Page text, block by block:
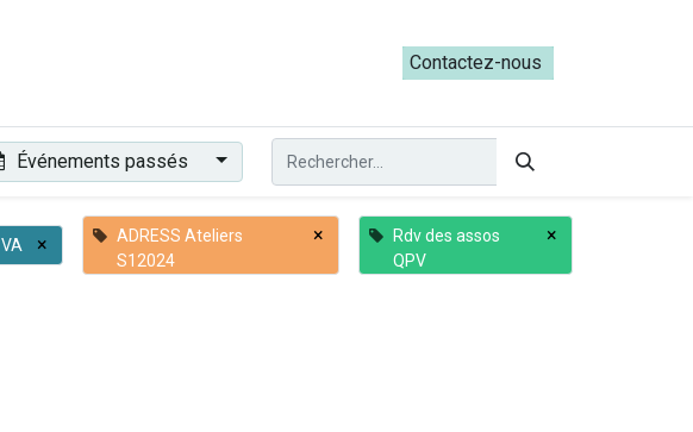
Les ateliers du Parcours ADRESS [mai-juin 2026]
Contactez-nous​​
Événements passés
VA ×
ADRESS Ateliers
S12024
×
Rdv des assos
QPV
×